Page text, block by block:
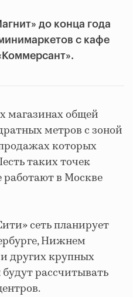
до конца года
с кафе
магазинах общей
метров с зоной
которых
таких точек
в Москве
сеть планирует
Нижнем
других крупных
рассчитывать